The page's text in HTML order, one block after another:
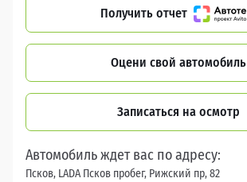
Получить отчет
Оцени свой автомобиль
Записаться на осмотр
Автомобиль ждет вас по адресу:
Псков, LADA Псков пробег, Рижский пр, 82